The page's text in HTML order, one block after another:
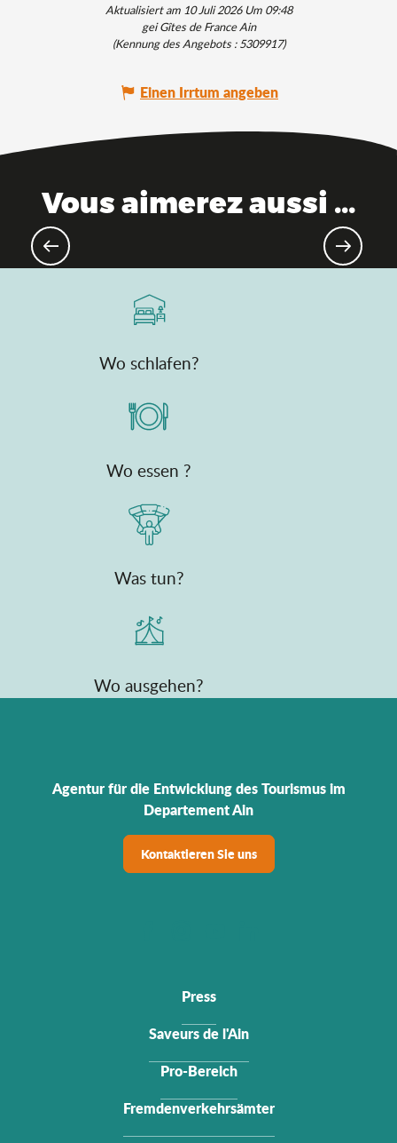
Aktualisiert am 10 Juli 2026 Um 09:48
gei Gîtes de France Ain
(Kennung des Angebots :5309917)
Einen Irrtum angeben
Vous aimerez aussi ...
Industrielles Erbe & Know-how
Wo schlafen?
Wo essen ?
Was tun?
Wo ausgehen?
Agentur für die Entwicklung des Tourismus im
Departement Ain
Kontaktieren Sie uns
Press
Saveurs de l'Ain
Pro-Bereich
Fremdenverkehrsämter